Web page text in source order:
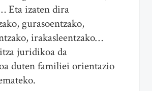
Eta izaten dira
gurasoentzako,
irakasleentzako…
juridikoa da
duten familiei orientazio